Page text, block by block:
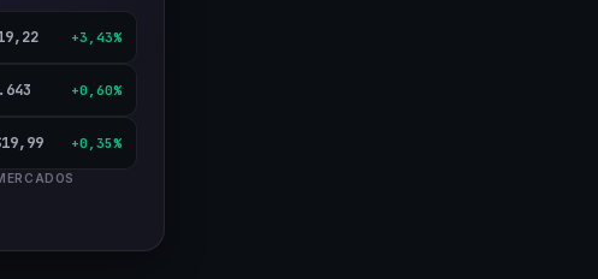
+3,43%
+0,60%
+0,35%